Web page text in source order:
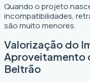
Quando o projeto
incompatibilidades,
são muito menores.
Valorização do
Aproveitamento
Beltrão